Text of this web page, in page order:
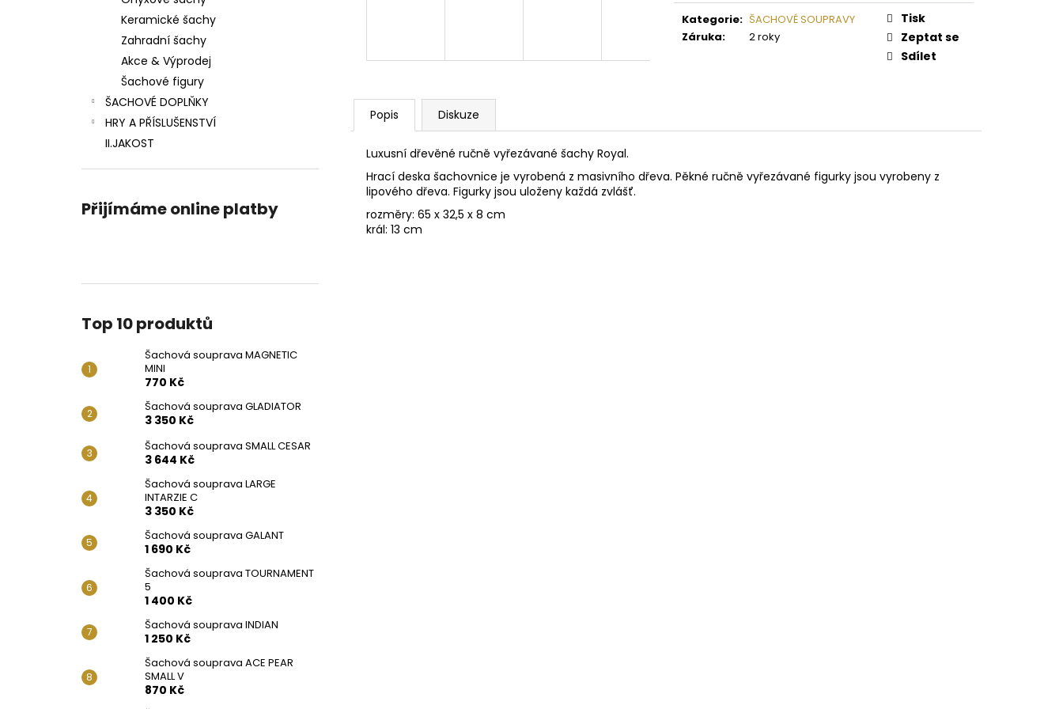
Keramické šachy
Zahradní šachy
Akce & Výprodej
Šachové figury
ŠACHOVÉ DOPLŇKY
HRY A PŘÍSLUŠENSTVÍ
II.JAKOST
Přijímáme online platby
Top 10 produktů
Šachová souprava MAGNETIC
MINI
770 Kč
Šachová souprava GLADIATOR
3 350 Kč
Šachová souprava SMALL CESAR
3 644 Kč
Šachová souprava LARGE
INTARZIE C
3 350 Kč
Šachová souprava GALANT
1 690 Kč
Šachová souprava TOURNAMENT
5
1 400 Kč
Šachová souprava INDIAN
1 250 Kč
Šachová souprava ACE PEAR
SMALL V
870 Kč
Kategorie: ŠACHOVÉ SOUPRAVY
Záruka: 2 roky
Tisk
Zeptat se
Sdílet
Popis Diskuze
Luxusní dřevěné ručně vyřezávané šachy Royal.
Hrací deska šachovnice je vyrobená z masivního dřeva. Pěkné ručně vyřezávané figurky jsou vyrobeny z
lipového dřeva. Figurky jsou uloženy každá zvlášť.
rozměry: 65 x 32,5 x 8 cm
král: 13 cm
ŠACHOVÁ SOUPRAVA MAGNETIC MINI
770 Kč
ŠACHOVÁ SOUPRAVA SMALL CESAR